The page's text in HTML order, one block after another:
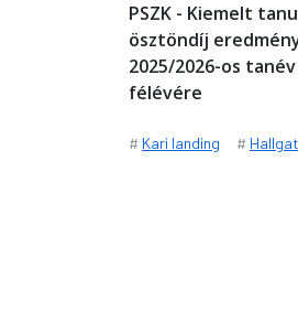
PSZK - Kiemelt
ösztöndíj
2025/2026-os
félévére
# Kari landing #